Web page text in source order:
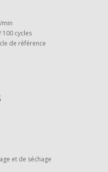
min
100 cycles
de référence
et de séchage